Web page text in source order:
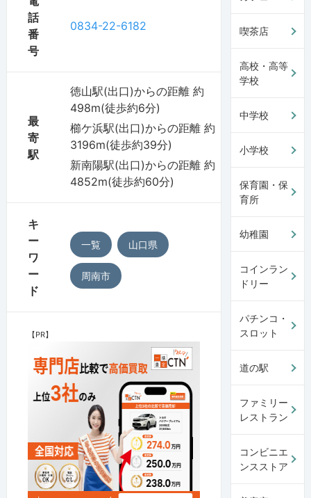
話
番
号
0834-22-6182
最
寄
駅
徳山駅(出口)からの距離 約
498m(徒歩約6分)
櫛ケ浜駅(出口)からの距離 約
3196m(徒歩約39分)
新南陽駅(出口)からの距離 約
4852m(徒歩約60分)
キ
ー
ワ
ー
ド
一覧 山口県
周南市
【PR】
喫茶店
高校・高等
学校
中学校
小学校
保育園・保
育所
幼稚園
コインラン
ドリー
パチンコ・
スロット
道の駅
ファミリー
レストラン
コンビニエ
ンスストア